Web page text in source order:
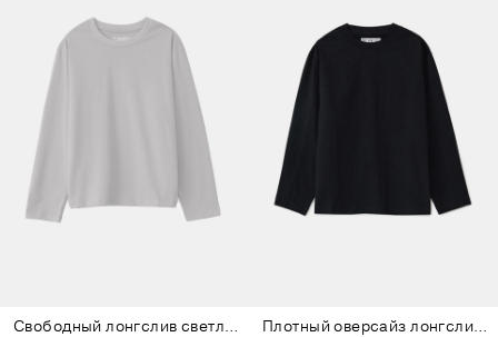
Свободный лонгслив светло-серый
Плотный оверсайз лонгслив чёрный